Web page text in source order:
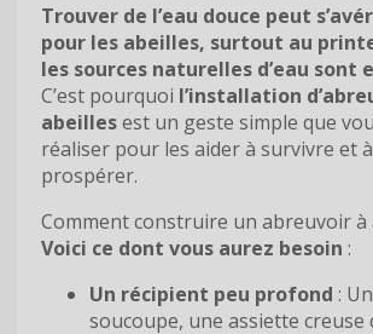
Trouver de l’eau douce peut
pour les abeilles, surtout au
les sources naturelles d’eau sont
C’est pourquoi l’installation
abeillesest un geste simple que
réaliser pour les aider à survivre et à
prospérer.
Comment construire un abreuvoir à
Voici ce dont vous aurez besoin :
Un récipient peu profond :
soucoupe, une assiette creuse